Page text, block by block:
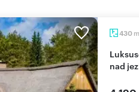
430 m
Luksusowa rezydencja z naturalnych materiałów
nad